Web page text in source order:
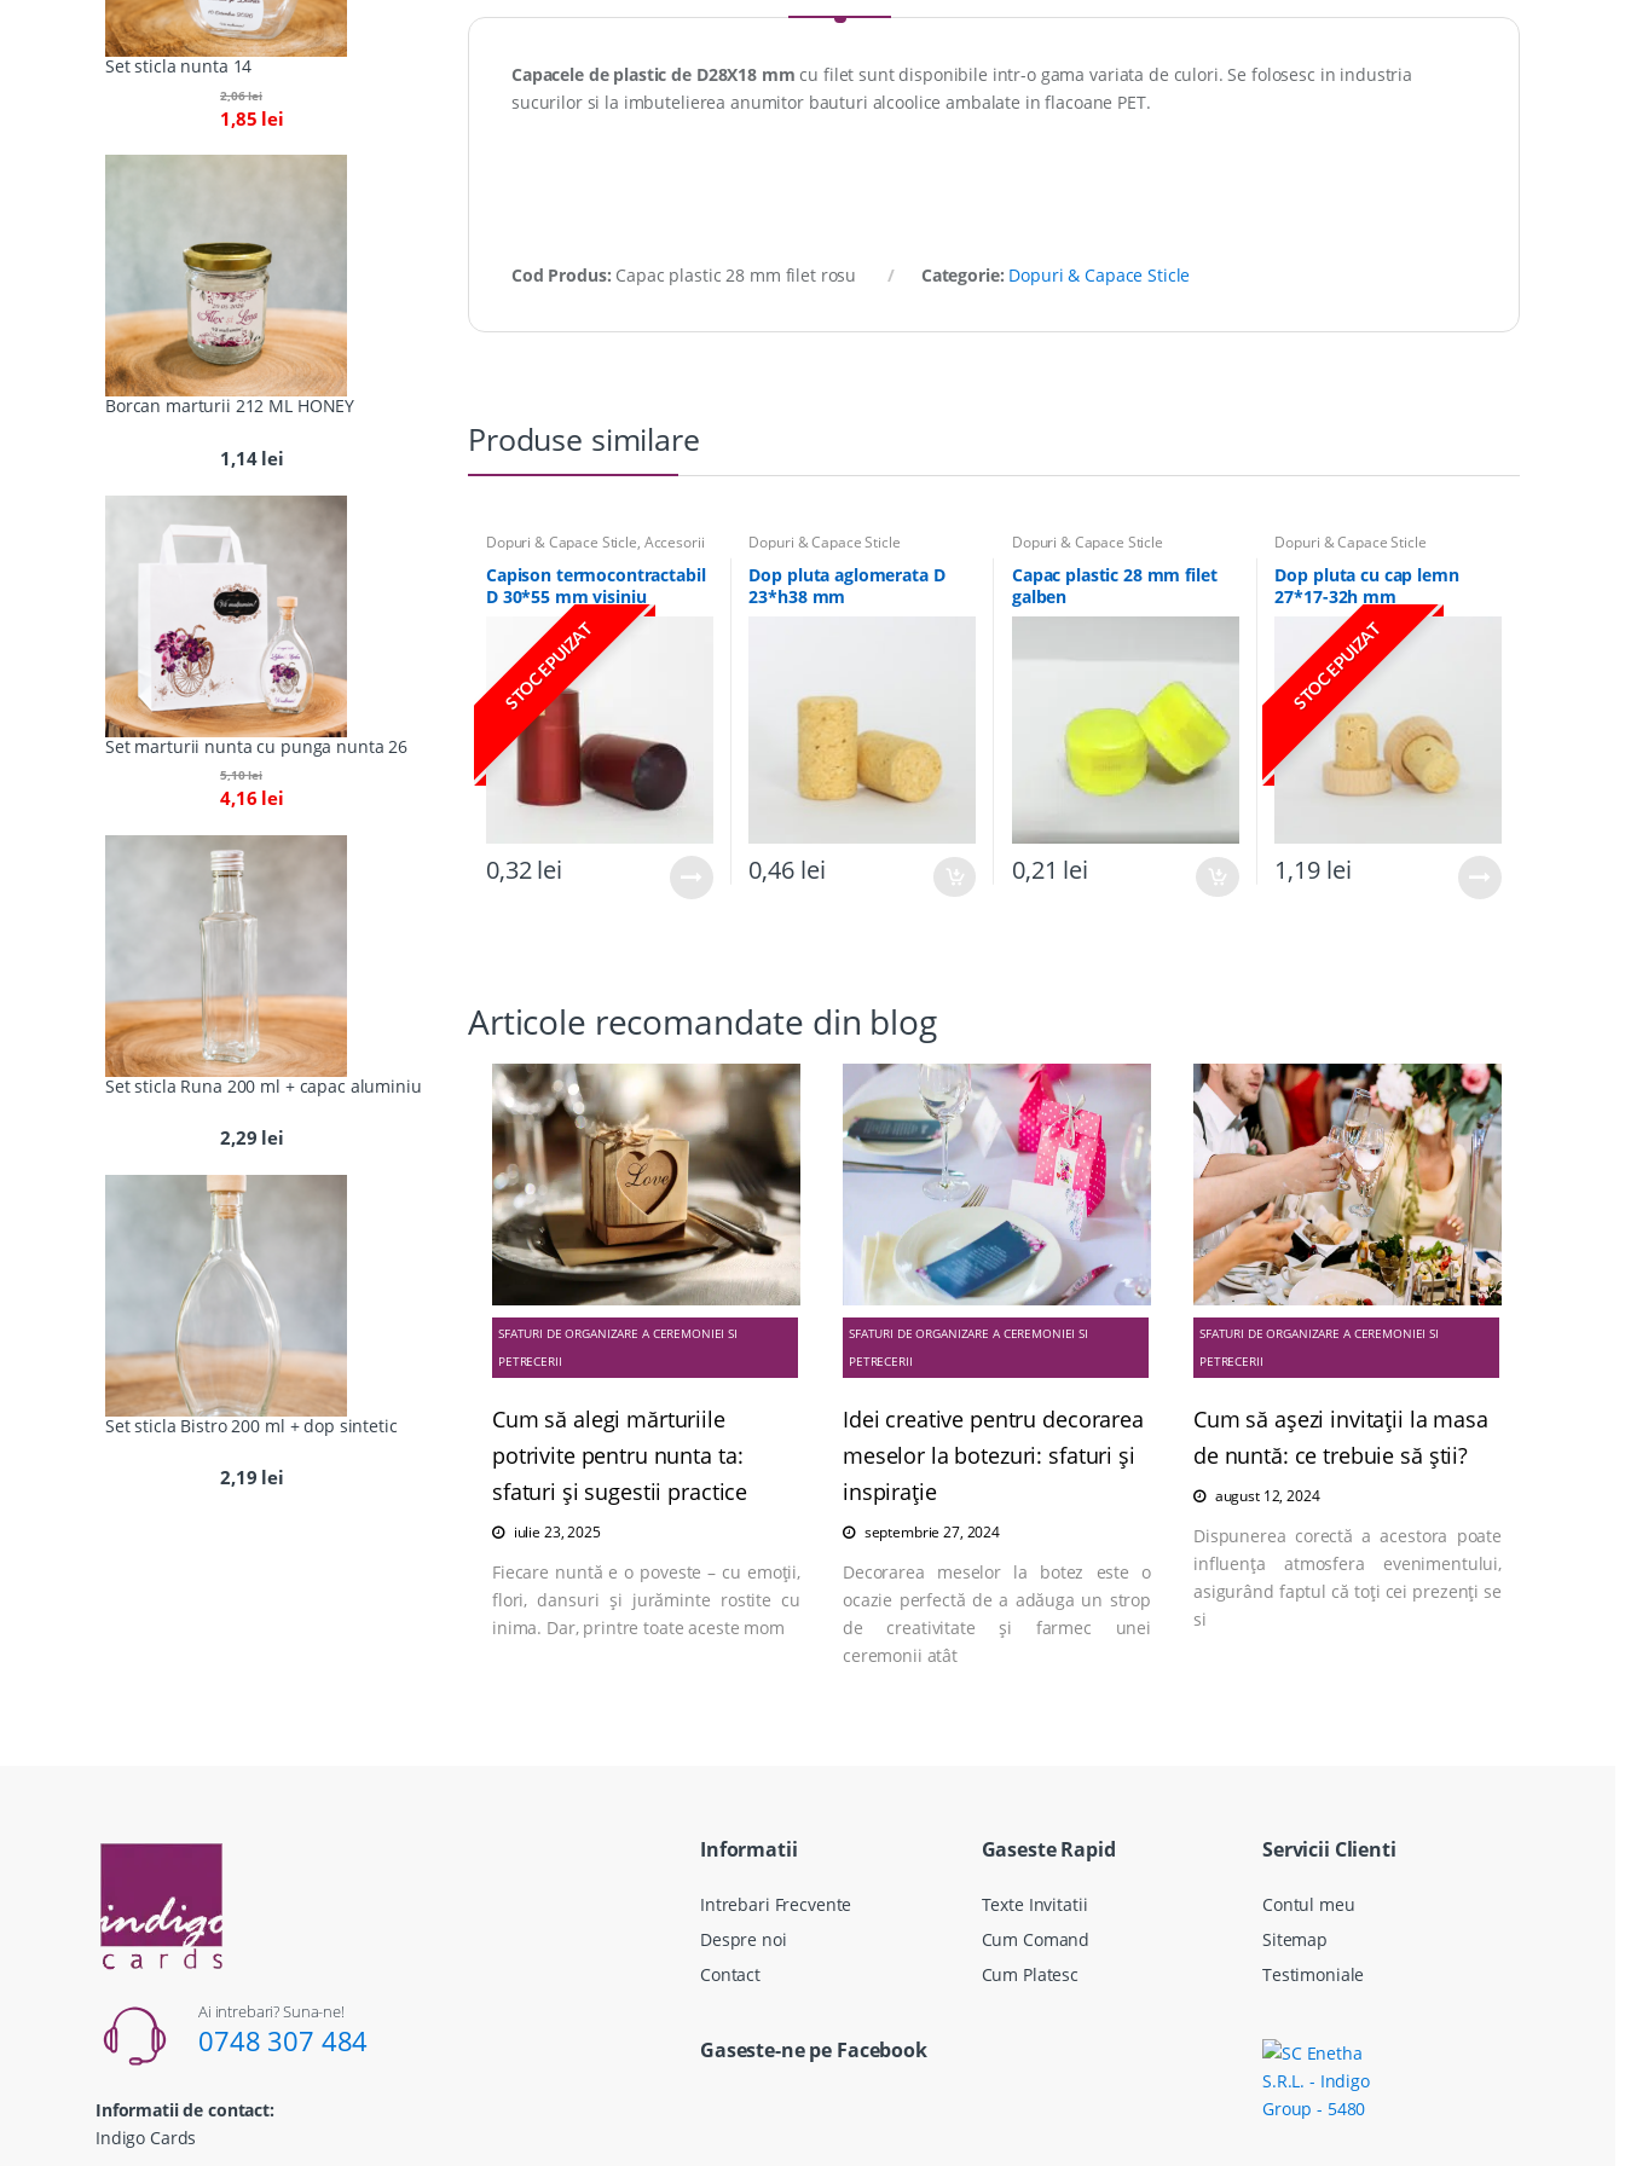
Capacele de plastic de D28X18 mmcu filet sunt disponibile intr-o gama variata de culori. Se folosesc in industria
sucurilor si la imbutelierea anumitor bauturi alcoolice ambalate in flacoane PET.
Cod Produs: Capac plastic 28 mm filet rosu Categorie: Dopuri & Capace Sticle
Produse similare
Dopuri & Capace Sticle, Accesorii
Sticle
Capison termocontractabil
D 30*55 mm visiniu
STOC EPUIZAT
0,32lei
Dopuri & Capace Sticle
Dop pluta aglomerata D
23*h38 mm
0,46 lei
Dopuri & Capace Sticle
Capac plastic 28 mm filet
galben
0,21 lei
Dopuri & Capace Sticle
Dop pluta cu cap lemn
27*17-32h mm
STOC EPUIZAT
1,19 lei
Articole recomandate din blog
SFATURI DE ORGANIZARE A CEREMONIEI SI
PETRECERII
Cum să alegi mărturiile
potrivite pentru nunta ta:
sfaturi și sugestii practice
iulie 23, 2025
Fiecare nuntă e o poveste – cu emoții,
flori, dansuri și jurăminte rostite cu
inima. Dar, printre toate aceste mom
SFATURI DE ORGANIZARE A CEREMONIEI SI
PETRECERII
Idei creative pentru decorarea
meselor la botezuri: sfaturi și
inspirație
septembrie 27, 2024
Decorarea meselor la botez este o
ocazie perfectă de a adăuga un strop
de creativitate și farmec unei
ceremonii atât
SFATURI DE ORGANIZARE A CEREMONIEI SI
PETRECERII
Cum să așezi invitații la masa
de nuntă: ce trebuie să știi?
august 12, 2024
Dispunerea corectă a acestora poate
influența atmosfera evenimentului,
asigurând faptul că toți cei prezenți se
si
Set sticla nunta 14
1,85 lei
2,06lei
Borcan marturii 212 ML HONEY
1,14 lei
Set marturii nunta cu punga nunta 26
4,16 lei
5,10lei
Set sticla Runa 200 ml + capac aluminiu
2,29 lei
Set sticla Bistro 200 ml + dop sintetic
2,19 lei
Ai intrebari? Suna-ne!
0748 307 484
Informatii de contact:
Indigo Cards
Informatii
Intrebari Frecvente
Despre noi
Contact
Gaseste Rapid
Texte Invitatii
Cum Comand
Cum Platesc
Servicii Clienti
Contul meu
Sitemap
Testimoniale
Gaseste-ne pe Facebook